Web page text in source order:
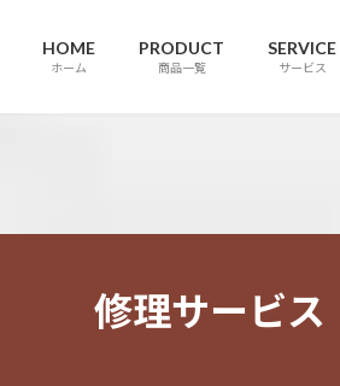
HOME
ホーム
PRODUCT
商品一覧
SERVICE
サービス
修理サービス